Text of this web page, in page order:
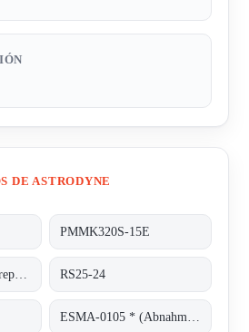
DE ASTRODYNE
PMMK320S-15E
RS25-24